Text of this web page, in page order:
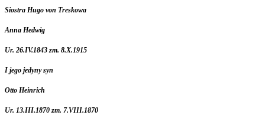
Siostra Hugo von Treskowa
Anna Hedwig
Ur. 26.IV.1843 zm. 8.X.1915
I jego jedyny syn
Otto Heinrich
Ur. 13.III.1870 zm. 7.VIII.1870